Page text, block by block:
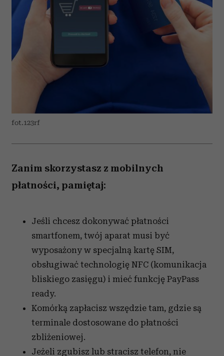
fot.123rf
Zanim skorzystasz z mobilnych
płatności, pamiętaj:
Jeśli chcesz dokonywać płatności
smartfonem, twój aparat musi być
wyposażony w specjalną kartę SIM,
obsługiwać technologię NFC (komunikacja
bliskiego zasięgu) i mieć funkcję PayPass
ready.
Komórką zapłacisz wszędzie tam, gdzie są
terminale dostosowane do płatności
zbliżeniowej.
Jeżeli zgubisz lub stracisz telefon, nie